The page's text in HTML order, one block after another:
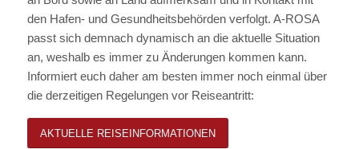
den Hafen- und Gesundheitsbehörden verfolgt. A-ROSA
passt sich demnach dynamisch an die aktuelle Situation
an, weshalb es immer zu Änderungen kommen kann.
Informiert euch daher am besten immer noch einmal über
die derzeitigen Regelungen vor Reiseantritt:
AKTUELLE REISEINFORMATIONEN